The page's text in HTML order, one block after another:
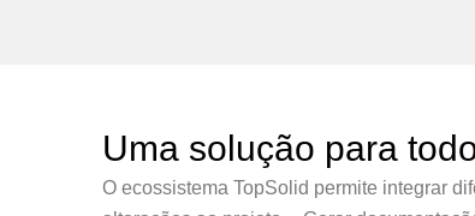
Uma solução para
O ecossistema TopSolid permite integrar